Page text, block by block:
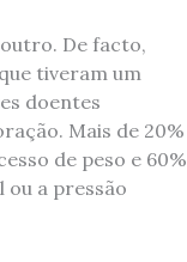
De facto,
tiveram um
doentes
Mais de 20%
de peso e 60%
a pressão